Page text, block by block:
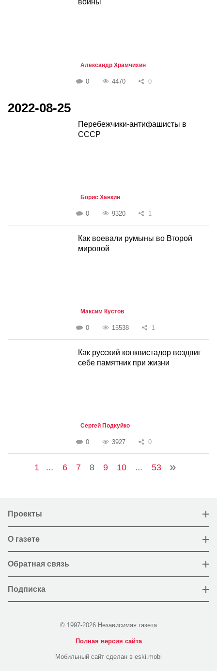
войны
Александр Храмчихин
0 4470 0
2022-08-25
Перебежчики-антифашисты в
СССР
Борис Хавкин
0 9320 1
Как воевали румыны во Второй
мировой
Максим Кустов
0 15538 1
Как русский конквистадор воздвиг
себе памятник при жизни
Сергей Подкуйко
0 3927 0
1 ... 6 7 8 9 10 ... 53
Проекты
О газете
Обратная связь
Подписка
© 1997-2026 Независимая газета
Полная версия сайта
Мобильный сайт сделан в eski.mobi